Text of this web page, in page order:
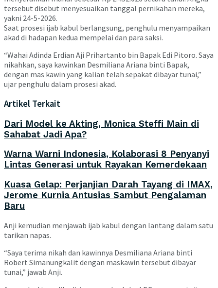
tersebut disebut menyesuaikan tanggal pernikahan mereka,
yakni 24-5-2026.
Saat prosesi ijab kabul berlangsung, penghulu menyampaikan
akad di hadapan kedua mempelai dan para saksi.
“Wahai Adinda Erdian Aji Prihartanto bin Bapak Edi Pitoro. Saya
nikahkan, saya kawinkan Desmiliana Ariana binti Bapak,
dengan mas kawin yang kalian telah sepakat dibayar tunai,”
ujar penghulu dalam prosesi akad.
Artikel Terkait
Dari Model ke Akting, Monica Steffi Main di
Sahabat Jadi Apa?
Warna Warni Indonesia, Kolaborasi 8 Penyanyi
Lintas Generasi untuk Rayakan Kemerdekaan
Kuasa Gelap: Perjanjian Darah Tayang di IMAX,
Jerome Kurnia Antusias Sambut Pengalaman
Baru
Anji kemudian menjawab ijab kabul dengan lantang dalam satu
tarikan napas.
“Saya terima nikah dan kawinnya Desmiliana Ariana binti
Robert Simanungkalit dengan maskawin tersebut dibayar
tunai,” jawab Anji.